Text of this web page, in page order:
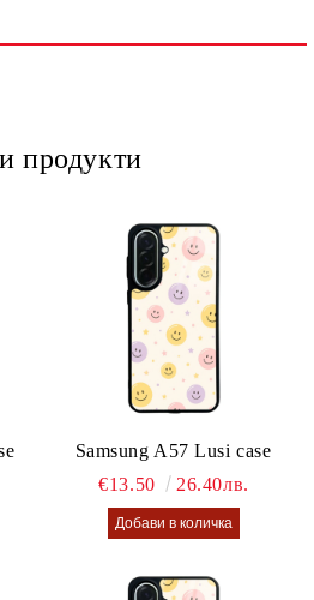
продукти
Samsung A57 Lusi case
€13.50
26.40лв.